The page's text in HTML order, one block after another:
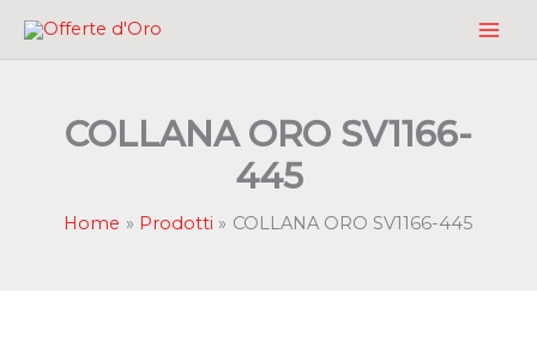
COLLANA ORO SV1166-
445
Home Prodotti COLLANA ORO SV1166-445